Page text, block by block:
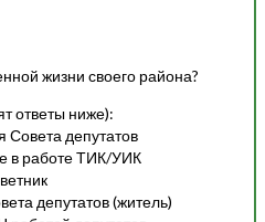
жизни своего района?
ответы ниже):
Совета депутатов
в работе ТИК/УИК
депутатов (житель)